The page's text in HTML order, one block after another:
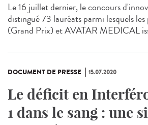
Le 16 juillet dernier, le concours
distingué 73 lauréats parmi lesquels
(Grand Prix) et AVATAR MEDICAL
DOCUMENT DE PRESSE 15.07.2020
Le déficit en
1 dans le sang : une